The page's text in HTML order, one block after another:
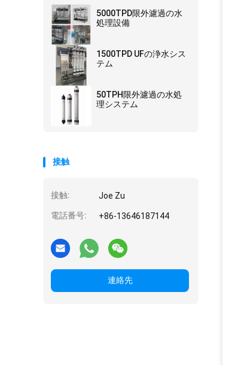
5000TPD限外濾過の水
処理設備
1500TPD UFの浄水シス
テム
50TPH限外濾過の水処
理システム
接触
接触: Joe Zu
電話番号: +86-13646187144
連絡先